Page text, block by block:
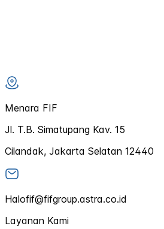
Menara FIF
Jl. T.B. Simatupang Kav. 15
Cilandak, Jakarta Selatan 12440
Halofif@fifgroup.astra.co.id
Layanan Kami